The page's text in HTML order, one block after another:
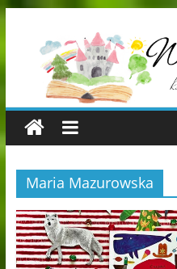
Maria Mazurowska